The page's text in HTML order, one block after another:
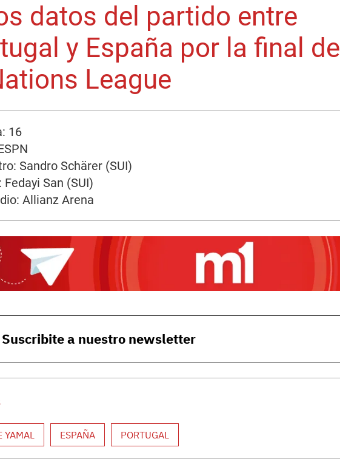
datos del partido entre
y España por la final de
League
16
Sandro Schärer (SUI)
Fedayi San (SUI)
Allianz Arena
Suscribite a nuestro newsletter
YAMAL ESPAÑA PORTUGAL